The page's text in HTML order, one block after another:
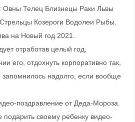
Овны Телец Близнецы Раки Львы
Козероги Водолеи Рыбы.
на Новый год 2021.
отработав целый год,
его, отдохнуть корпоративно так,
надолго, если вообще
поздравление от Деда-Мороза.
подарить своему ребенку видео-